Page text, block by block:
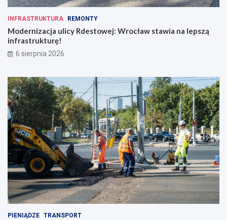
INFRASTRUKTURA REMONTY
Modernizacja ulicy Rdestowej: Wrocław stawia na lepszą
infrastrukturę!
6 sierpnia 2026
PIENIĄDZE TRANSPORT